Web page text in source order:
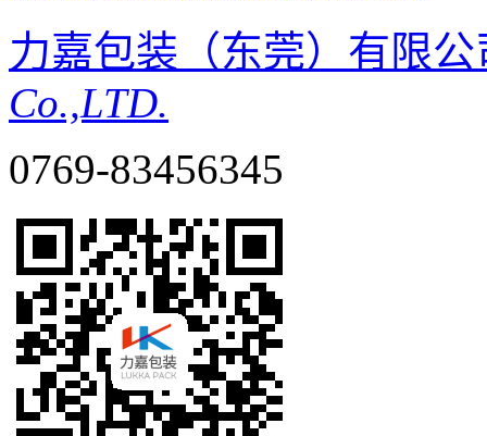
力嘉包装（东莞）有限
Co.,LTD.
0769-83456345